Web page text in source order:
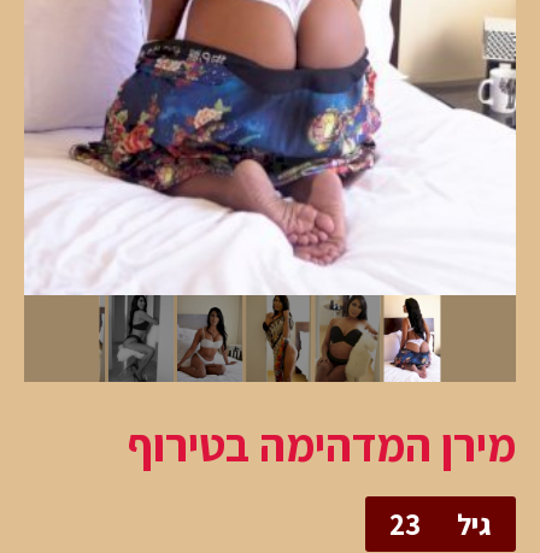
מירן המדהימה בטירוף
גיל
23